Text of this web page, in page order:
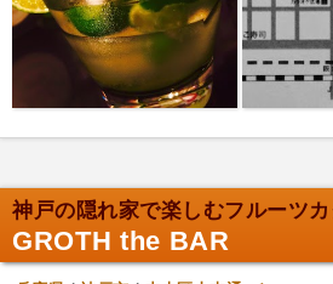
神戸の隠れ家で楽しむフルーツ
GROTH the BAR